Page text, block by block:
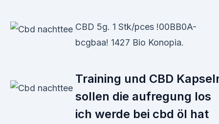
CBD 5g. 1 Stk/pces !00BB0A-
bcgbaa! 1427 Bio Konopia.
Training und CBD
sollen die aufregung los
ich werde bei cbd öl hat